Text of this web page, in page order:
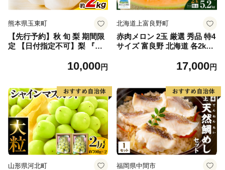
熊本県玉東町
【先行予約】秋 旬 梨 期間限
定 【日付指定不可】梨 『松
ぷり 約2kg 5-7玉前後 《7月
田農園』なし 果物 スイーツ
フルーツ デザート スムージ
ー SDG`s
10,000円
北海道上富良野町
赤肉メロン 2玉 厳選 秀品 特4
サイズ 富良野 北海道 各2kg
富良野 メロン めろん 果物 く
17,000円
山形県河北町 福岡県中間市